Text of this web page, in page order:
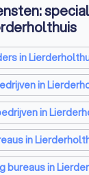
in
in
in
in
bureaus in